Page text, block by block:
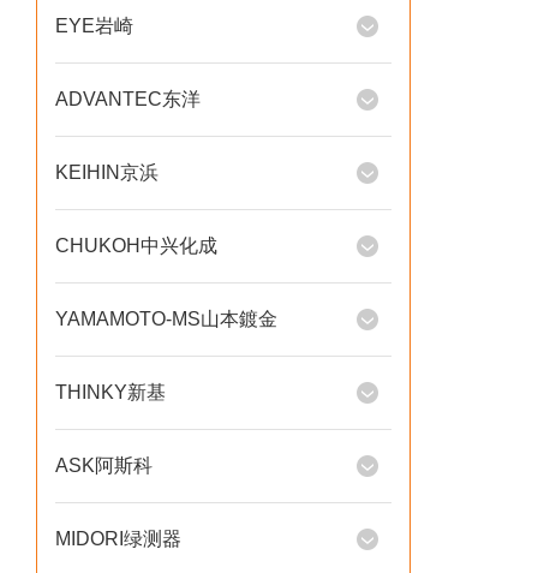
EYE岩崎
ADVANTEC东洋
KEIHIN京浜
CHUKOH中兴化成
YAMAMOTO-MS山本鍍金
THINKY新基
ASK阿斯科
MIDORI绿测器